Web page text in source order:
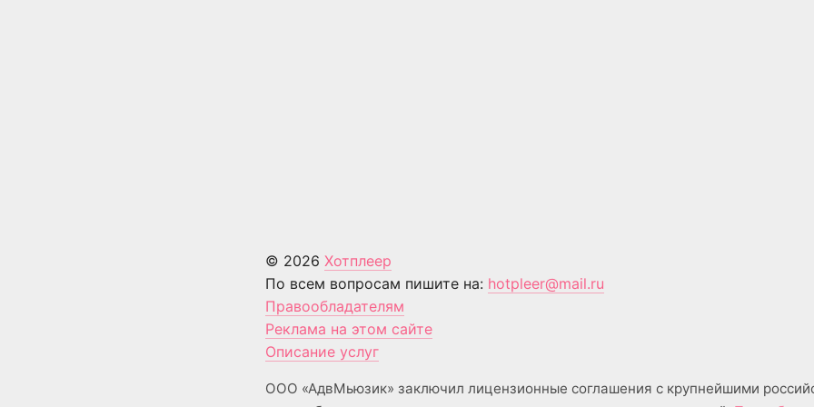
© 2026 Хотплеер
По всем вопросам пишите на: hotpleer@mail.ru
Правообладателям
Реклама на этом сайте
Описание услуг
ООО «АдвМьюзик» заключил лицензионные соглашения с крупнейшими